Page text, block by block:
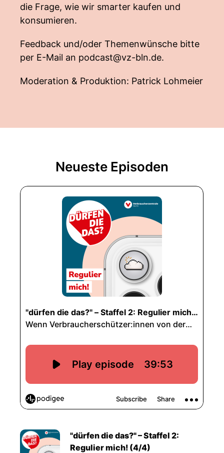
die Frage, wie wir smarter kaufen und
konsumieren.
Feedback und/oder Themenwünsche bitte
per E-Mail an podcast@vz-bln.de.
Moderation & Produktion: Patrick Lohmeier
Neueste Episoden
"dürfen die das?" – Staffel 2:
Regulier mich! (4/4)